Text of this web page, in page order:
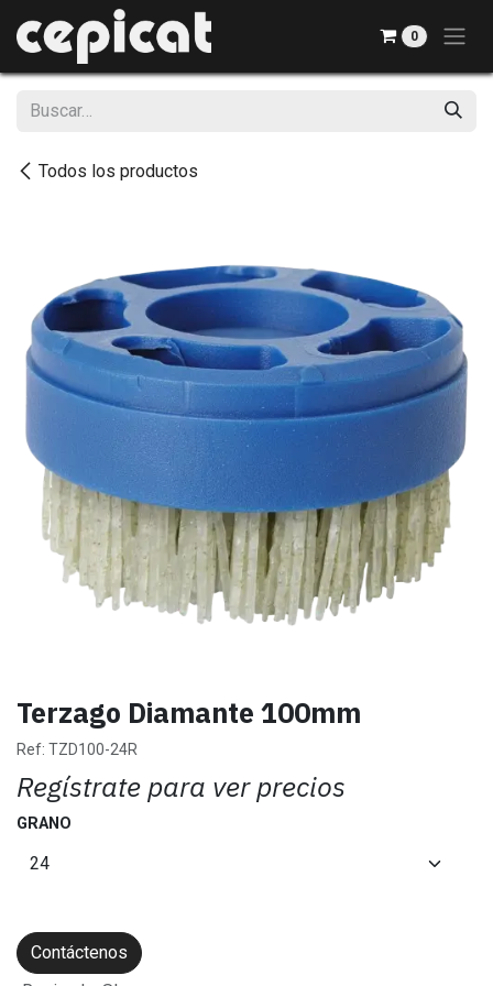
0
Todos los productos
Terzago Diamante 100mm
Ref: TZD100-24R
Regístrate para ver precios
GRANO
Contáctenos